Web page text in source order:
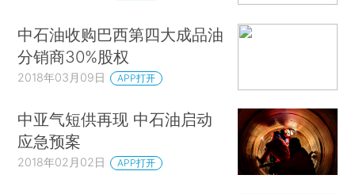
中石油收购巴西第四大成品油
分销商30%股权
2018年03月09日 APP打开
中亚气短供再现 中石油启动
应急预案
2018年02月02日 APP打开